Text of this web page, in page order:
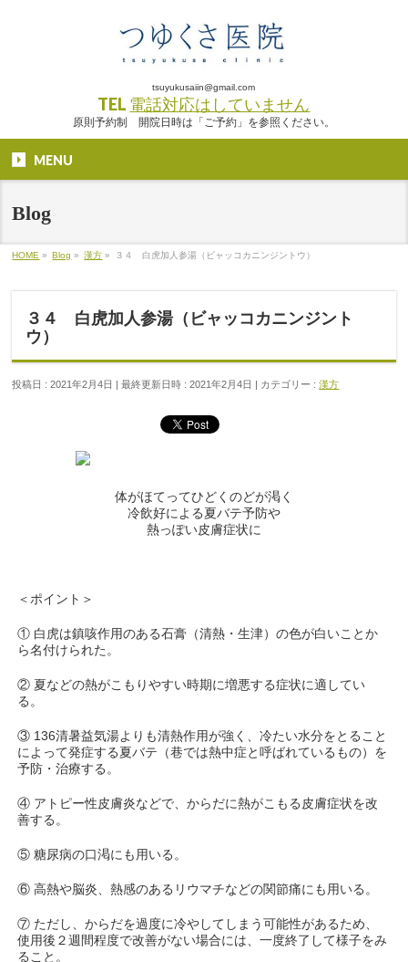
tsuyukusaiin@gmail.com
TEL 電話対応はしていません
原則予約制 開院日時は「ご予約」を参照ください。
MENU
Blog
HOME » Blog » 漢方 » ３４ 白虎加人参湯（ビャッコカニンジントウ）
３４ 白虎加人参湯（ビャッコカニンジント
ウ）
投稿日 : 2021年2月4日 最終更新日時 : 2021年2月4日 カテゴリー :漢方
体がほてってひどくのどが渇く
冷飲好による夏バテ予防や
熱っぽい皮膚症状に
＜ポイント＞
① 白虎は鎮咳作用のある石膏（清熱・生津）の色が白いことか
ら名付けられた。
② 夏などの熱がこもりやすい時期に増悪する症状に適してい
る。
③ 136清暑益気湯よりも清熱作用が強く、冷たい水分をとること
によって発症する夏バテ（巷では熱中症と呼ばれているもの）を
予防・治療する。
④ アトピー性皮膚炎などで、からだに熱がこもる皮膚症状を改
善する。
⑤ 糖尿病の口渇にも用いる。
⑥ 高熱や脳炎、熱感のあるリウマチなどの関節痛にも用いる。
⑦ ただし、からだを過度に冷やしてしまう可能性があるため、
使用後２週間程度で改善がない場合には、一度終了して様子をみ
ること。